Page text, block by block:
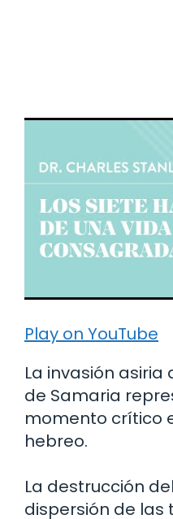
Play on YouTube
La invasión
de Samaria
momento crítico
hebreo.
La destrucción
dispersión de las